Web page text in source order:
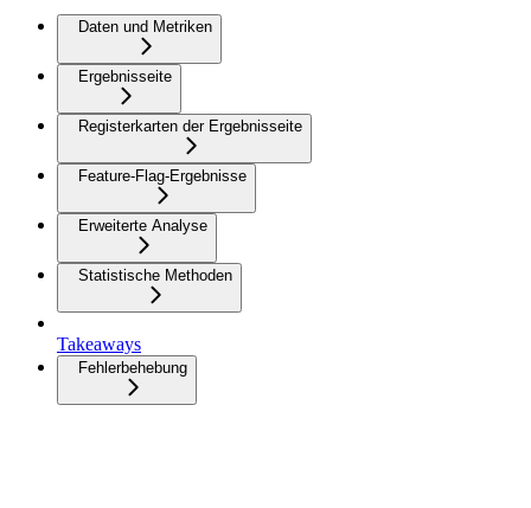
Daten und Metriken
Ergebnisseite
Registerkarten der Ergebnisseite
Feature-Flag-Ergebnisse
Erweiterte Analyse
Statistische Methoden
Takeaways
Fehlerbehebung